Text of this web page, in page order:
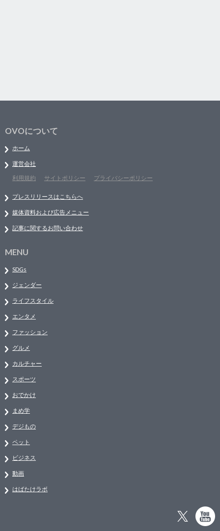
OVOについて
ホーム
運営会社
利用規約
サイトポリシー プライバシーポリシー
プレスリリースはこちらへ
媒体資料および広告メニュー
記事に関するお問い合わせ
MENU
SDGs
ジェンダー
ライフスタイル
エンタメ
ファッション
グルメ
カルチャー
スポーツ
おでかけ
まめ学
デジもの
ペット
ビジネス
動画
はばたけラボ